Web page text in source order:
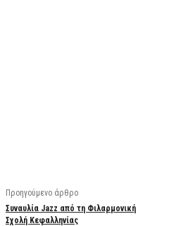
Προηγούμενο άρθρο
Συναυλία Jazz από τη Φιλαρμονική
Σχολή Κεφαλληνίας